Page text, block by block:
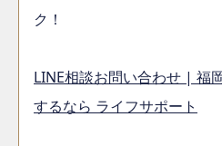
ク！
LINE相談お問い合わせ | 福
するなら ライフサポート